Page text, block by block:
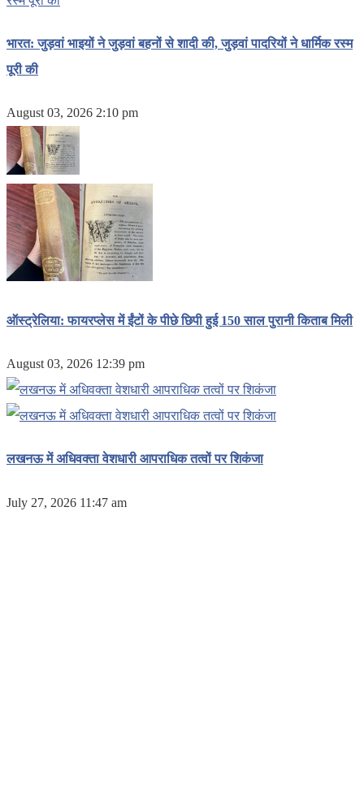
भारत: जुड़वां भाइयों ने जुड़वां बहनों से शादी की, जुड़वां पादरियों ने धार्मिक रस्म
पूरी की
August 03, 2026 2:10 pm
ऑस्ट्रेलिया: फायरप्लेस में ईंटों के पीछे छिपी हुई 150 साल पुरानी किताब मिली
August 03, 2026 12:39 pm
लखनऊ में अधिवक्ता वेशधारी आपराधिक तत्वों पर शिकंजा
July 27, 2026 11:47 am